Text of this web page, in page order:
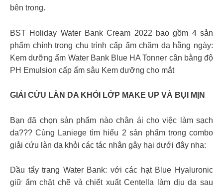
bên trong.
BST Holiday Water Bank Cream 2022 bao gồm 4 sản
phẩm chính trong chu trình cấp ẩm chăm da hằng ngày:
Kem dưỡng ẩm Water Bank Blue HA Tonner cân bằng độ
PH Emulsion cấp ẩm sâu Kem dưỡng cho mắt
GIẢI CỨU LÀN DA KHỎI LỚP MAKE UP VÀ BỤI MỊN
Bạn đã chọn sản phẩm nào chân ái cho việc làm sạch
da??? Cùng Laniege tìm hiểu 2 sản phẩm trong combo
giải cứu làn da khỏi các tác nhân gây hại dưới đây nha:
Dầu tẩy trang Water Bank: với các hạt Blue Hyaluronic
giữ ẩm chặt chẽ và chiết xuất Centella làm dịu da sau